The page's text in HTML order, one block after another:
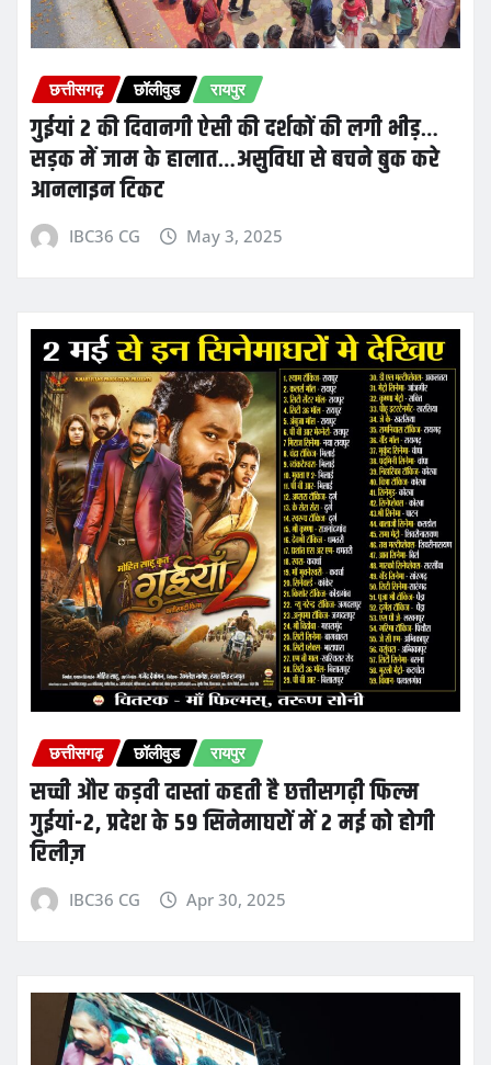
छत्तीसगढ़ छॉलीवुड रायपुर
गुईयां 2 की दिवानगी ऐसी की दर्शकों की लगी भीड़…
सड़क में जाम के हालात…असुविधा से बचने बुक करे
आनलाइन टिकट
IBC36 CG May 3, 2025
छत्तीसगढ़ छॉलीवुड रायपुर
सच्ची और कड़वी दास्तां कहती है छत्तीसगढ़ी फिल्म
गुईयां-2, प्रदेश के 59 सिनेमाघरों में 2 मई को होगी
रिलीज़
IBC36 CG Apr 30, 2025